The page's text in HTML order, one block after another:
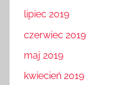
lipiec 2019
czerwiec 2019
maj 2019
kwiecień 2019